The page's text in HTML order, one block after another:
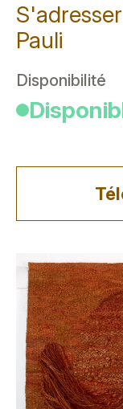
Pauli
Disponibilité